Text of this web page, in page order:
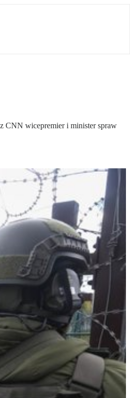
CNN wicepremier i minister spraw